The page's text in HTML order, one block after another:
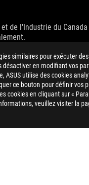
similaires pour exécuter
en modifiant vos
ASUS utilise des cookies
ce bouton pour définir vos
cookies en cliquant sur «
veuillez visiter la
l'Industrie du
et toutes les images
sans préavis.
la propriété de leurs
performance. Actual
on many
à fixer un prix